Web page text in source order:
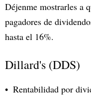
Déjenme mostrarles a
pagadores de
hasta el 16%.
Dillard's (DDS)
Rentabilidad por